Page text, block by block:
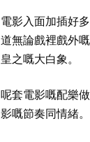
電影入面加插好
道無論戲裡戲外
皇之嘅大白象。
呢套電影嘅配樂
影嘅節奏同情緒。